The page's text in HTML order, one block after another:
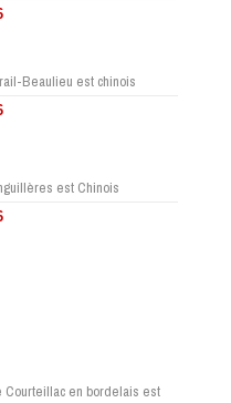
Beaulieu est chinois
est Chinois
Courteillac en bordelais est